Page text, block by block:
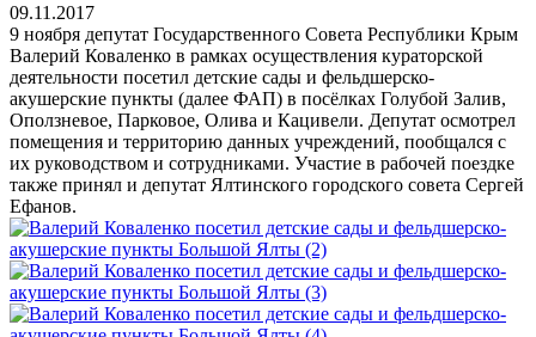
09.11.2017
9 ноября депутат Государственного Совета Республики Крым
Валерий Коваленко в рамках осуществления кураторской
деятельности посетил детские сады и фельдшерско-
акушерские пункты (далее ФАП) в посёлках Голубой Залив,
Оползневое, Парковое, Олива и Кацивели. Депутат осмотрел
помещения и территорию данных учреждений, пообщался с
их руководством и сотрудниками. Участие в рабочей поездке
также принял и депутат Ялтинского городского совета Сергей
Ефанов.